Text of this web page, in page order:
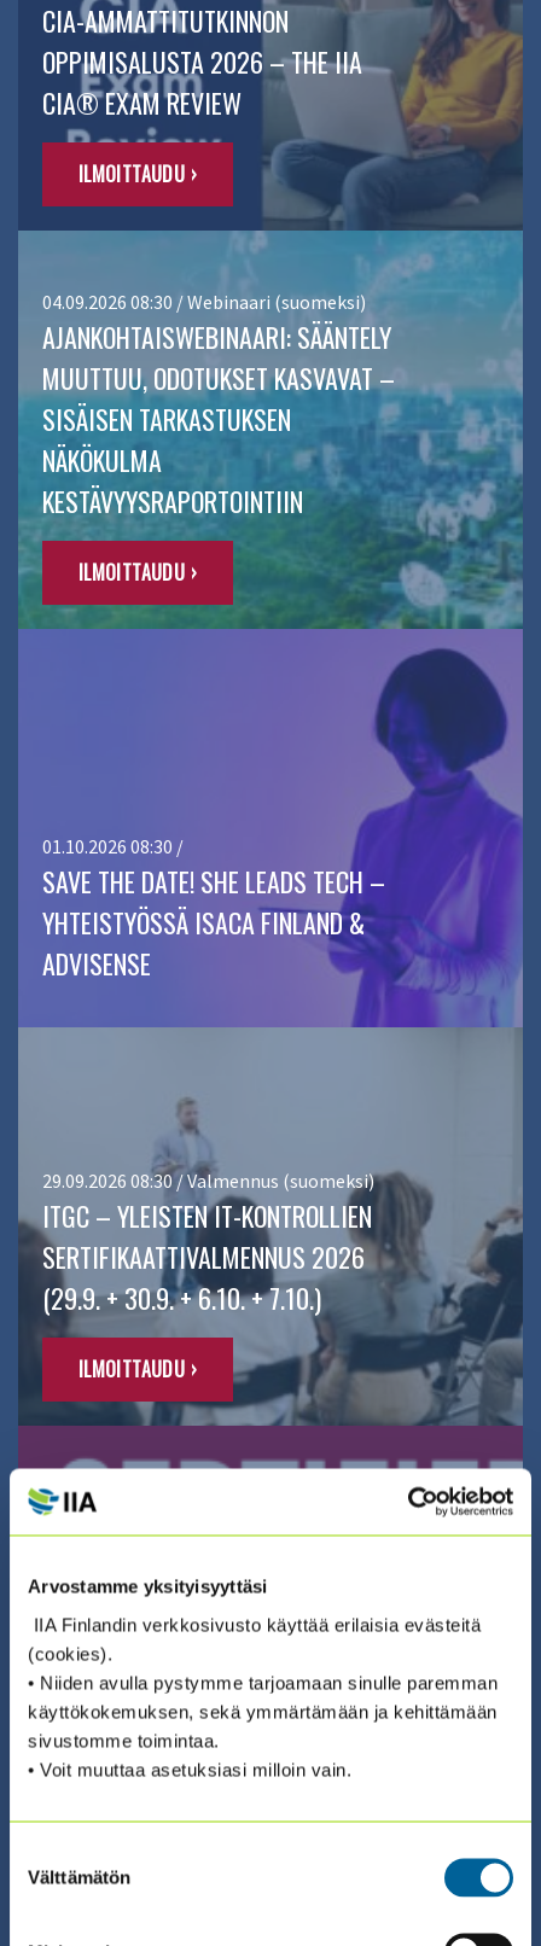
Arvostamme yksityisyyttäsi
IIA Finlandin verkkosivusto käyttää erilaisia evästeitä
(cookies).
• Niiden avulla pystymme tarjoamaan sinulle paremman
käyttökokemuksen, sekä ymmärtämään ja kehittämään
sivustomme toimintaa.
• Voit muuttaa asetuksiasi milloin vain.
valinta
Välttämätön
CIA-AMMATTITUTKINNON
OPPIMISALUSTA 2026 – THE IIA
CIA® EXAM REVIEW
ILMOITTAUDU ›
04.09.2026 08:30 / Webinaari (suomeksi)
AJANKOHTAISWEBINAARI: SÄÄNTELY
MUUTTUU, ODOTUKSET KASVAVAT –
SISÄISEN TARKASTUKSEN
NÄKÖKULMA
KESTÄVYYSRAPORTOINTIIN
ILMOITTAUDU ›
01.10.2026 08:30 /
SAVE THE DATE! SHE LEADS TECH –
YHTEISTYÖSSÄ ISACA FINLAND &
ADVISENSE
29.09.2026 08:30 / Valmennus (suomeksi)
ITGC – YLEISTEN IT-KONTROLLIEN
SERTIFIKAATTIVALMENNUS 2026
(29.9. + 30.9. + 6.10. + 7.10.)
ILMOITTAUDU ›
01.04.2026 00:00 / Itseopiskelu (eng)
CIA CHALLENGE EXAM 2026 –
VALMISTAUDU BECKERIN REVIEW -
OPPIMISALUSTALLA
ILMOITTAUDU ›